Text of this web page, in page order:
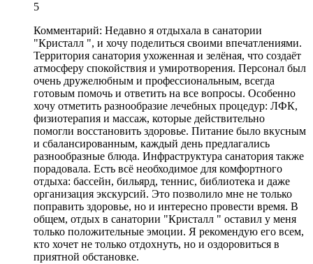
5
Комментарий: Недавно я отдыхала в санатории
"Кристалл ", и хочу поделиться своими впечатлениями.
Территория санатория ухоженная и зелёная, что создаёт
атмосферу спокойствия и умиротворения. Персонал был
очень дружелюбным и профессиональным, всегда
готовым помочь и ответить на все вопросы. Особенно
хочу отметить разнообразие лечебных процедур: ЛФК,
физиотерапия и массаж, которые действительно
помогли восстановить здоровье. Питание было вкусным
и сбалансированным, каждый день предлагались
разнообразные блюда. Инфраструктура санатория также
порадовала. Есть всё необходимое для комфортного
отдыха: бассейн, бильярд, теннис, библиотека и даже
организация экскурсий. Это позволило мне не только
поправить здоровье, но и интересно провести время. В
общем, отдых в санатории "Кристалл " оставил у меня
только положительные эмоции. Я рекомендую его всем,
кто хочет не только отдохнуть, но и оздоровиться в
приятной обстановке.